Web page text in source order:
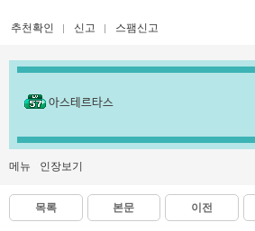
추천확인 신고 스팸신고
아스테르타스
메뉴 인장보기
목록 본문 이전